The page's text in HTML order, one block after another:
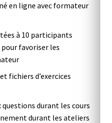
en ligne avec formateur
à 10 participants
favoriser les
fichiers d’exercices
questions durant les cours
durant les ateliers